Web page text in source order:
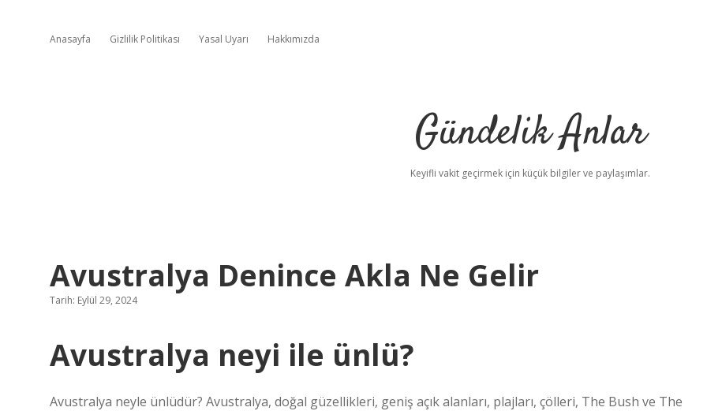
Anasayfa Gizlilik Politikası Yasal Uyarı Hakkımızda
Gündelik Anlar
Keyifli vakit geçirmek için küçük bilgiler ve paylaşımlar.
Avustralya Denince Akla Ne Gelir
Tarih: Eylül 29, 2024
Avustralya neyi ile ünlü?
Avustralya neyle ünlüdür? Avustralya, doğal güzellikleri, geniş açık alanları, plajları, çölleri, The Bush ve The